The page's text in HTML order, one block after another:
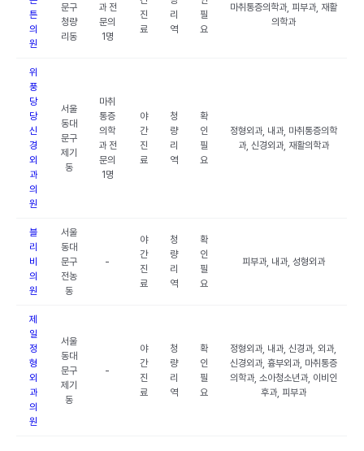
튼
의
원
문구
청량
리동
과 전
문의
1명
진
료
리
역
필
요
마취통증의학과, 피부과, 재활
의학과
위
풍
당
당
신
경
외
과
의
원
서울
동대
문구
제기
동
마취
통증
의학
과 전
문의
1명
야
간
진
료
청
량
리
역
확
인
필
요
정형외과, 내과, 마취통증의학
과, 신경외과, 재활의학과
블
리
비
의
원
서울
동대
문구
전농
동
-
야
간
진
료
청
량
리
역
확
인
필
요
피부과, 내과, 성형외과
제
일
정
형
외
과
의
원
서울
동대
문구
제기
동
-
야
간
진
료
청
량
리
역
확
인
필
요
정형외과, 내과, 신경과, 외과,
신경외과, 흉부외과, 마취통증
의학과, 소아청소년과, 이비인
후과, 피부과